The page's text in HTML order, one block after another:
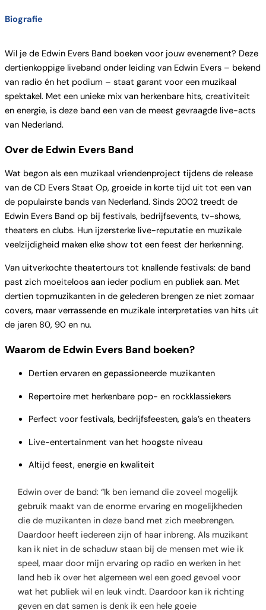
Biografie
Wil je de Edwin Evers Band boeken voor jouw evenement? Deze
dertienkoppige liveband onder leiding van Edwin Evers – bekend
van radio én het podium – staat garant voor een muzikaal
spektakel. Met een unieke mix van herkenbare hits, creativiteit
en energie, is deze band een van de meest gevraagde live-acts
van Nederland.
Over de Edwin Evers Band
Wat begon als een muzikaal vriendenproject tijdens de release
van de CD Evers Staat Op, groeide in korte tijd uit tot een van
de populairste bands van Nederland. Sinds 2002 treedt de
Edwin Evers Band op bij festivals, bedrijfsevents, tv-shows,
theaters en clubs. Hun ijzersterke live-reputatie en muzikale
veelzijdigheid maken elke show tot een feest der herkenning.
Van uitverkochte theatertours tot knallende festivals: de band
past zich moeiteloos aan ieder podium en publiek aan. Met
dertien topmuzikanten in de gelederen brengen ze niet zomaar
covers, maar verrassende en muzikale interpretaties van hits uit
de jaren 80, 90 en nu.
Waarom de Edwin Evers Band boeken?
Dertien ervaren en gepassioneerde muzikanten
Repertoire met herkenbare pop- en rockklassiekers
Perfect voor festivals, bedrijfsfeesten, gala’s en theaters
Live-entertainment van het hoogste niveau
Altijd feest, energie en kwaliteit
Edwin over de band: “Ik ben iemand die zoveel mogelijk
gebruik maakt van de enorme ervaring en mogelijkheden
die de muzikanten in deze band met zich meebrengen.
Daardoor heeft iedereen zijn of haar inbreng. Als muzikant
kan ik niet in de schaduw staan bij de mensen met wie ik
speel, maar door mijn ervaring op radio en werken in het
land heb ik over het algemeen wel een goed gevoel voor
wat het publiek wil en leuk vindt. Daardoor kan ik richting
geven en dat samen is denk ik een hele goeie